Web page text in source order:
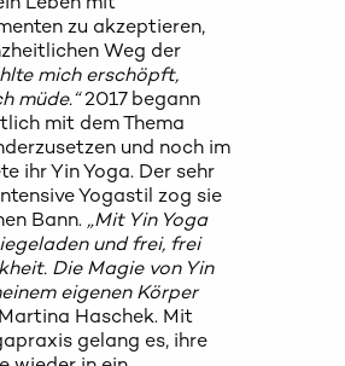
zu akzeptieren,
Weg der
mich erschöpft,
müde.“2017 begann
mit dem Thema
und noch im
ihr Yin Yoga. Der sehr
Yogastil zog sie
Bann. „Mit Yin Yoga
und frei, frei
Die Magie von Yin
eigenen Körper
Haschek. Mit
gelang es, ihre